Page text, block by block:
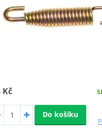
Kč
Do košíku